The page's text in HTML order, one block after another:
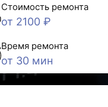
Стоимость ремонта
от 2100 ₽
Время ремонта
от 30 мин